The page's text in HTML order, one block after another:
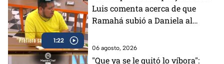
1:22
Luis comenta acerca de que
Ramahá subió a Daniela al
06 agosto, 2026
"Que ya se le quitó lo víbora":